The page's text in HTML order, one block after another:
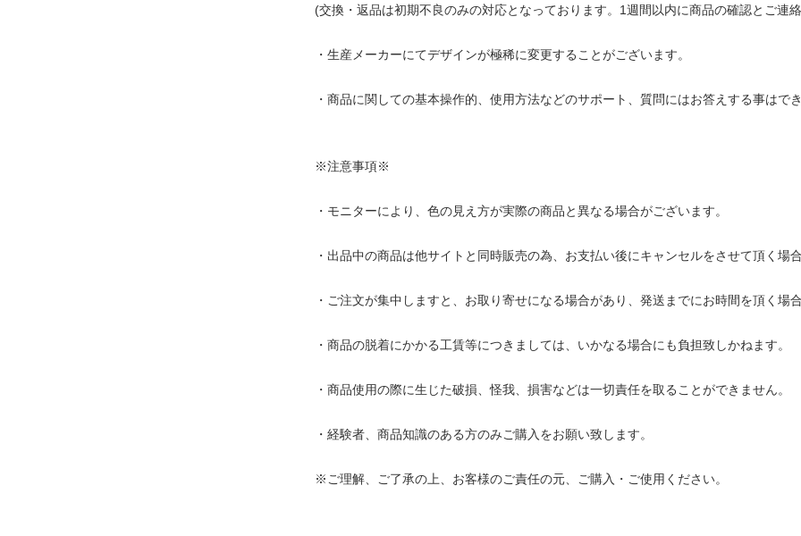
(交換・返品は初期不良のみの対応となっております。1週間以内に商品の確認とご連
・生産メーカーにてデザインが極稀に変更することがございます。
・商品に関しての基本操作的、使用方法などのサポート、質問にはお答えする事はでき
※注意事項※
・モニターにより、色の見え方が実際の商品と異なる場合がございます。
・出品中の商品は他サイトと同時販売の為、お支払い後にキャンセルをさせて頂く場
・ご注文が集中しますと、お取り寄せになる場合があり、発送までにお時間を頂く場
・商品の脱着にかかる工賃等につきましては、いかなる場合にも負担致しかねます。
・商品使用の際に生じた破損、怪我、損害などは一切責任を取ることができません。
・経験者、商品知識のある方のみご購入をお願い致します。
※ご理解、ご了承の上、お客様のご責任の元、ご購入・ご使用ください。